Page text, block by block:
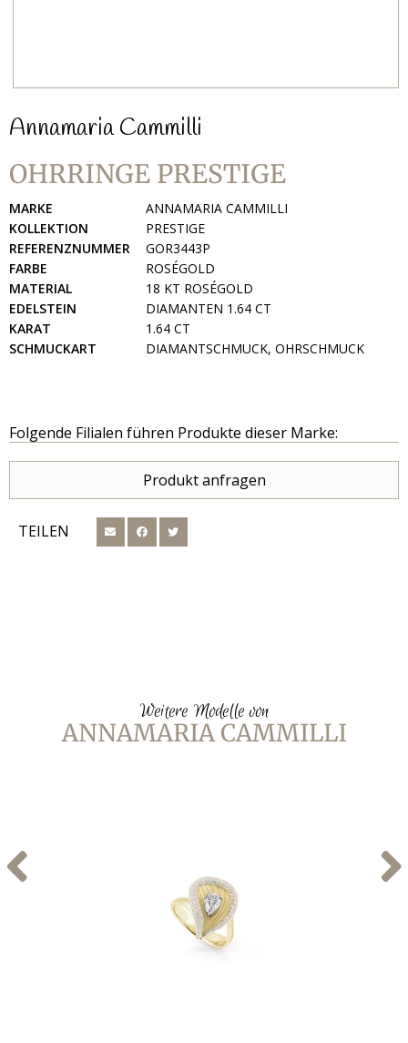
Annamaria Cammilli
OHRRINGE PRESTIGE
MARKE
ANNAMARIA CAMMILLI
KOLLEKTION
PRESTIGE
REFERENZNUMMER
GOR3443P
FARBE
ROSÉGOLD
MATERIAL
18 KT ROSÉGOLD
EDELSTEIN
DIAMANTEN 1.64 CT
KARAT
1.64 CT
SCHMUCKART
DIAMANTSCHMUCK, OHRSCHMUCK
Folgende Filialen führen Produkte dieser Marke:
Produkt anfragen
TEILEN
Weitere Modelle von
ANNAMARIA CAMMILLI